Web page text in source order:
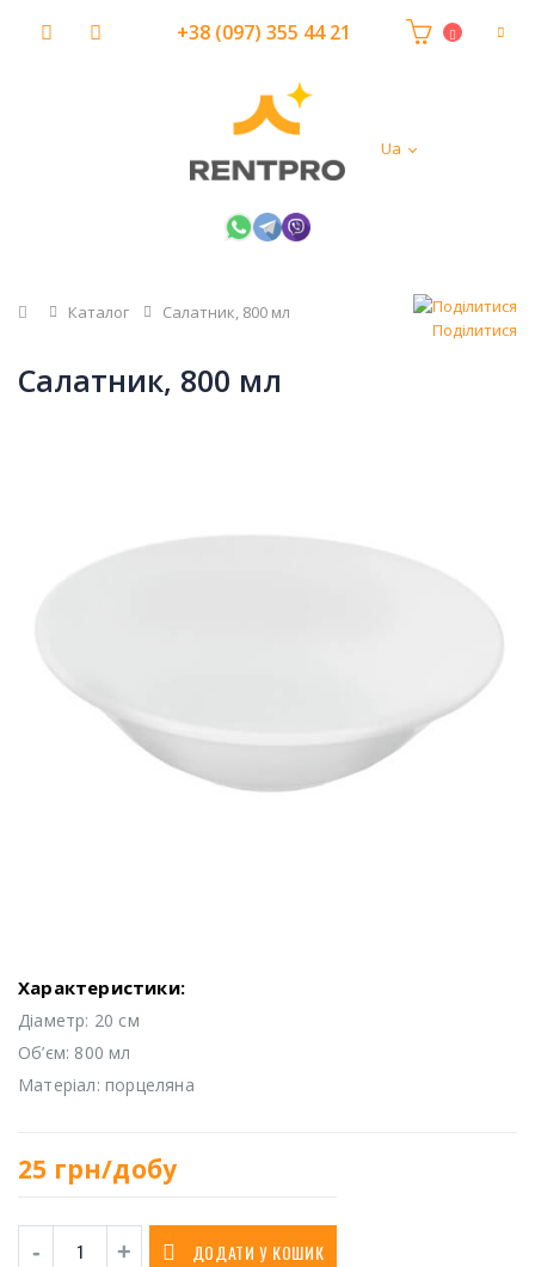
Ua
+38 (097) 355 44 21
Головна
Каталог
Салатник, 800 мл
Поділитися
Салатник, 800 мл
Характеристики:
Діаметр: 20 см
Об’єм: 800 мл
Матеріал: порцеляна
25 грн/добу
ДОДАТИ У КОШИК